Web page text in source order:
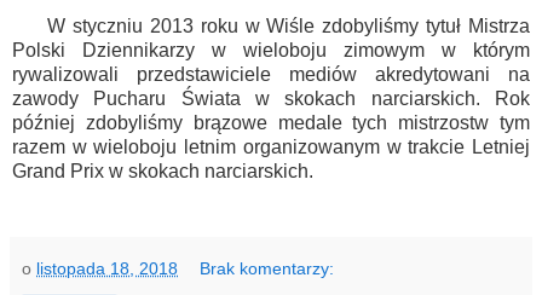
W styczniu 2013 roku w Wiśle zdobyliśmy tytuł Mistrza
Polski Dziennikarzy w wieloboju zimowym w którym
rywalizowali przedstawiciele mediów akredytowani na
zawody Pucharu Świata w skokach narciarskich. Rok
później zdobyliśmy brązowe medale tych mistrzostw tym
razem w wieloboju letnim organizowanym w trakcie Letniej
Grand Prix w skokach narciarskich.
o listopada 18, 2018 Brak komentarzy: